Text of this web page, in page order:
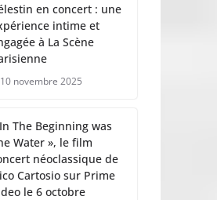
en concert : une
intime et
à La Scène
10 novembre 2025
The Beginning was
Water », le film
néoclassique de
Cartosio sur Prime
le 6 octobre